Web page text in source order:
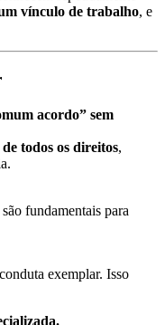
vínculo de trabalho, e
acordo” sem
todos os direitos,
fundamentais para
exemplar. Isso